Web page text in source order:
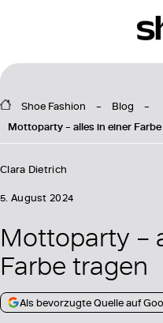
Shoe Fashion
Blog
Mottoparty – alles in einer
Clara Dietrich
5. August 2024
Mottoparty –
Farbe tragen
Als bevorzugte Quelle auf